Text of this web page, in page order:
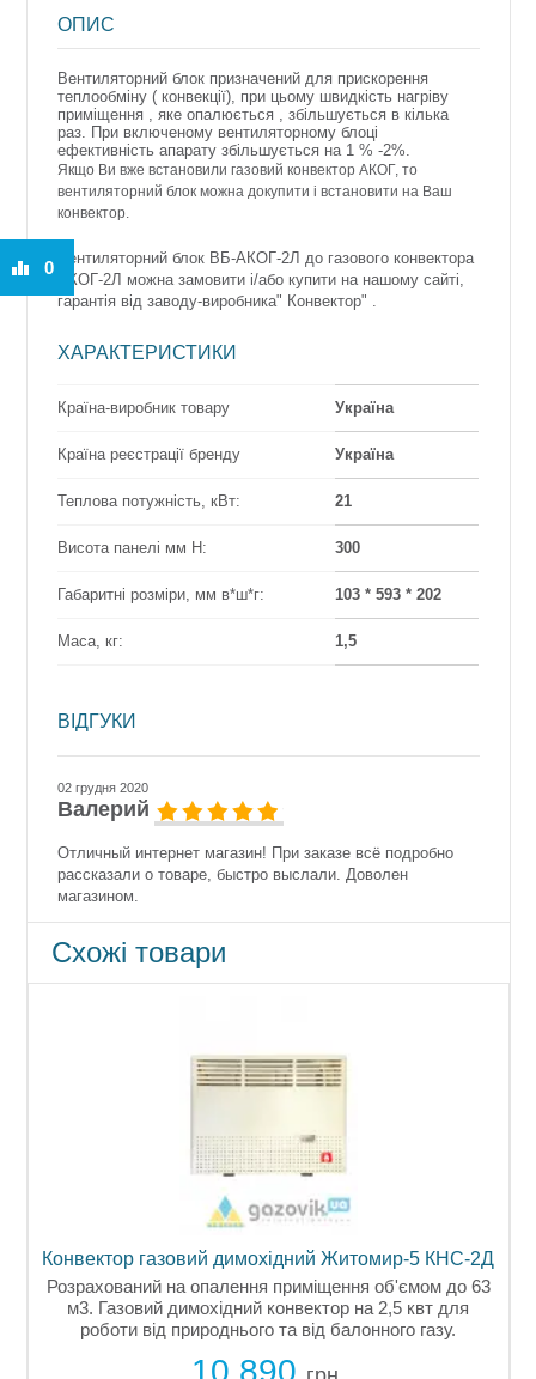
ОПИС
Вентиляторнийблок призначенийдля прискорення
теплообміну( конвекції), при цьому швидкість нагріву
приміщення ,якеопалюється ,збільшується в кілька
раз. При включеному вентиляторномублоці
ефективністьапаратузбільшується на 1% -2%.
Якщо Ви вже встановили газовий конвектор АКОГ, то
вентиляторний блок можна докупити і встановити на Ваш
конвектор.
Вентиляторний блок ВБ-АКОГ-2Л до газового конвектора
АКОГ-2Л можна замовити і/або купити на нашому сайті,
гарантія від заводу-виробника" Конвектор" .
ХАРАКТЕРИСТИКИ
Країна-виробник товару Україна
Країна реєстрації бренду Україна
Теплова потужність, кВт: 21
Висота панелі мм Н: 300
Габаритні розміри, мм в*ш*г: 103 * 593 * 202
Маса, кг: 1,5
ВІДГУКИ
02 грудня 2020
Валерий
Отличный интернет магазин! При заказе всё подробно
рассказали о товаре, быстро выслали. Доволен
магазином.
Схожі товари
Конвектор газовий димохідний Житомир-5 КНС-2Д
Розрахований на опалення приміщення об'ємом до 63
м3. Газовий димохідний конвектор на 2,5 квт для
роботи від природнього та від балонного газу.
10 890
0